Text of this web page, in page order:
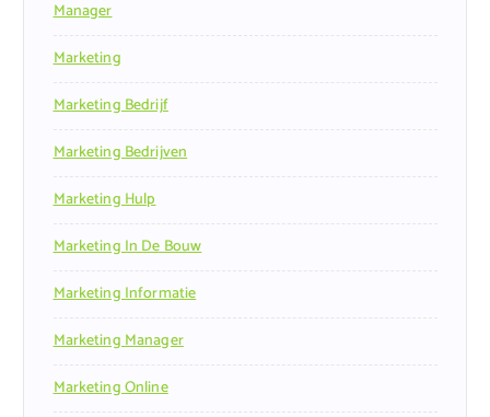
Manager
Marketing
Marketing Bedrijf
Marketing Bedrijven
Marketing Hulp
Marketing In De Bouw
Marketing Informatie
Marketing Manager
Marketing Online